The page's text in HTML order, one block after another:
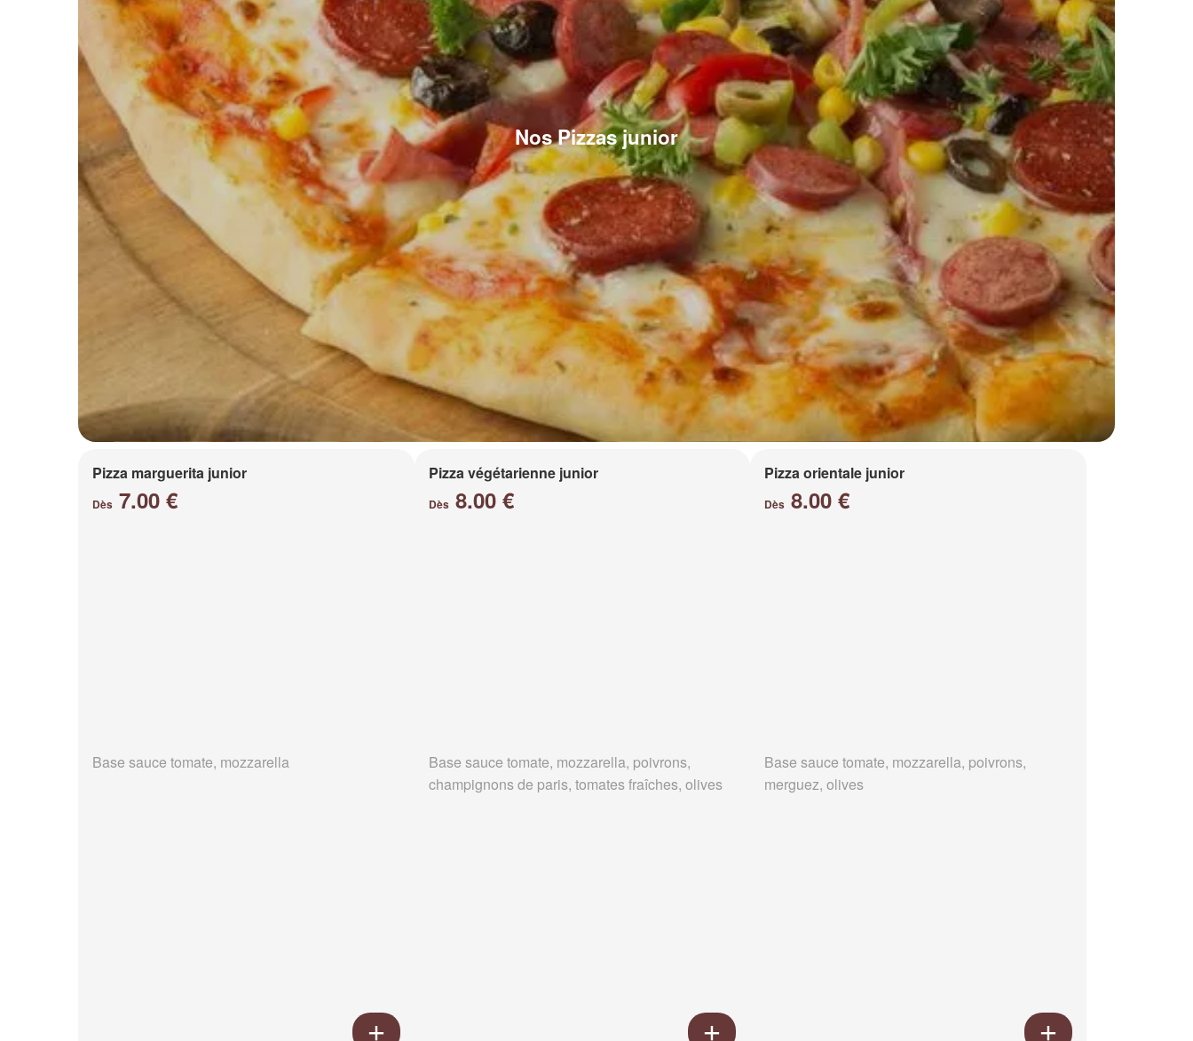
Nos Pizzas junior
Pizza marguerita junior
Dès 7.00 €
Base sauce tomate, mozzarella
Pizza végétarienne junior
Dès 8.00 €
Base sauce tomate, mozzarella, poivrons,
champignons de paris, tomates fraîches, olives
Pizza orientale junior
Dès 8.00 €
Base sauce tomate, mozzarella, poivrons,
merguez, olives